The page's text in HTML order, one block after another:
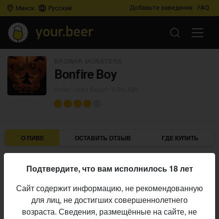
Минск Русский Добавьте заведение FAQ
Bonfire Boy
О ПИВЕ ОСТАВИТЬ ОТЗЫВ ГДЕ КУПИТЬ
Пивоварня:
Алкоголь:
6,5%
Начало
выпуска:
26.04.2026
Подтвердите, что вам исполнилось 18 лет
Сайт содержит информацию, не рекомендованную
для лиц, не достигших совершеннолетнего
возраста. Сведения, размещённые на сайте, не